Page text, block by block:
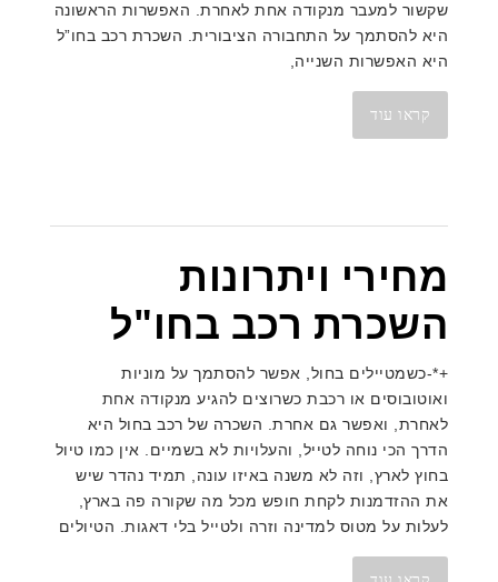
שקשור למעבר מנקודה אחת לאחרת. האפשרות הראשונה
היא להסתמך על התחבורה הציבורית. השכרת רכב בחו”ל
היא האפשרות השנייה,
קראו עוד
מחירי ויתרונות
השכרת רכב בחו"ל
+*-כשמטיילים בחול, אפשר להסתמך על מוניות
ואוטובוסים או רכבת כשרוצים להגיע מנקודה אחת
לאחרת, ואפשר גם אחרת. השכרה של רכב בחול היא
הדרך הכי נוחה לטייל, והעלויות לא בשמיים. אין כמו טיול
בחוץ לארץ, וזה לא משנה באיזו עונה, תמיד נהדר שיש
את ההזדמנות לקחת חופש מכל מה שקורה פה בארץ,
לעלות על מטוס למדינה וזרה ולטייל בלי דאגות. הטיולים